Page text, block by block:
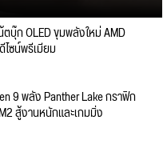
ตบุ๊ก OLED ขุมพลังใหม่ AMD
ซน์พรีเมียม
9 พลัง Panther Lake กราฟิก
สู้งานหนักและเกมมิ่ง